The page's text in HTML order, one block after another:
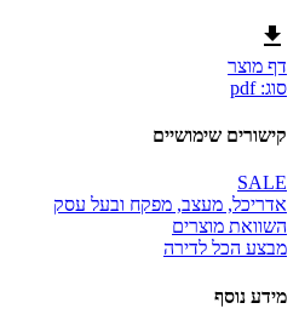
דף מוצר
סוג: pdf
קישורים שימושיים
SALE
אדריכל, מעצב, מפקח ובעל עסק
השוואת מוצרים
מבצע הכל לדירה
מידע נוסף